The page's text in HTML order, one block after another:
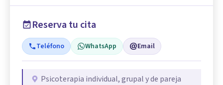
Reserva tu cita
Teléfono WhatsApp Email
Psicoterapia individual, grupal y de pareja